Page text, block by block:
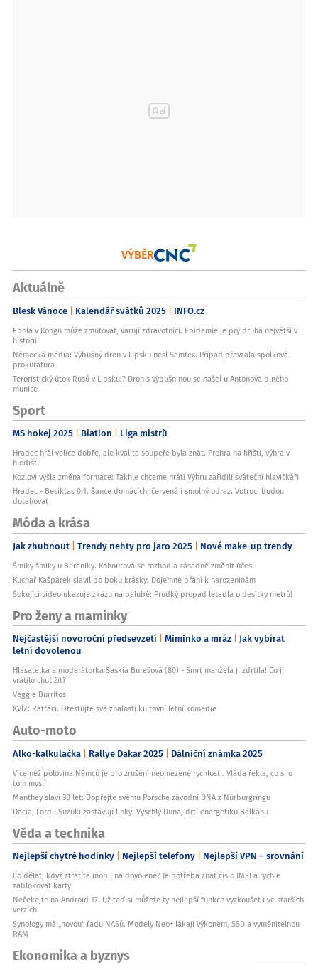
VÝBĚR
Aktuálně
Blesk Vánoce Kalendář svátků 2025 INFO.cz
Ebola v Kongu může zmutovat, varují zdravotníci. Epidemie je prý druhá největší v
historii
Německá média: Výbušný dron v Lipsku nesl Semtex. Případ převzala spolková
prokuratura
Teroristický útok Rusů v Lipsku!? Dron s výbušninou se našel u Antonova plného
munice
Sport
MS hokej 2025 Biatlon Liga mistrů
Hradec hrál velice dobře, ale kvalita soupeře byla znát. Prohra na hřišti, výhra v
hledišti
Kozlovi vyšla změna formace: Takhle chceme hrát! Výhru zařídili sváteční hlavičkáři
Hradec - Besiktas 0:1. Šance domácích, červená i smolný odraz. Votroci budou
dotahovat
Móda a krása
Jak zhubnout Trendy nehty pro jaro 2025 Nové make-up trendy
Šmiky šmiky u Bereniky. Kohoutová se rozhodla zásadně změnit účes
Kuchař Kašpárek slavil po boku krásky: Dojemné přání k narozeninám
Šokující video ukazuje zkázu na palubě: Prudký propad letadla o desítky metrů!
Pro ženy a maminky
Nejčastější novoroční předsevzetí Miminko a mráz Jak vybírat
letní dovolenou
Hlasatelka a moderátorka Saskia Burešová (80) - Smrt manžela ji zdrtila! Co jí
vrátilo chuť žít?
Veggie Burritos
KVÍZ: Rafťáci. Otestujte své znalosti kultovní letní komedie
Auto-moto
Alko-kalkulačka Rallye Dakar 2025 Dálniční známka 2025
Více než polovina Němců je pro zrušení neomezené rychlosti. Vláda řekla, co si o
tom myslí
Manthey slaví 30 let: Dopřejte svému Porsche závodní DNA z Nürburgringu
Dacia, Ford i Suzuki zastavují linky. Vyschlý Dunaj drtí energetiku Balkánu
Věda a technika
Nejlepší chytré hodinky Nejlepší telefony Nejlepší VPN – srovnání
Co dělat, když ztratíte mobil na dovolené? Je potřeba znát číslo IMEI a rychle
zablokovat karty
Nečekejte na Android 17. Už teď si můžete ty nejlepší funkce vyzkoušet i ve starších
verzích
Synology má „novou“ řadu NASů. Modely Neo+ lákají výkonem, SSD a vyměnitelnou
RAM
Ekonomika a byznys